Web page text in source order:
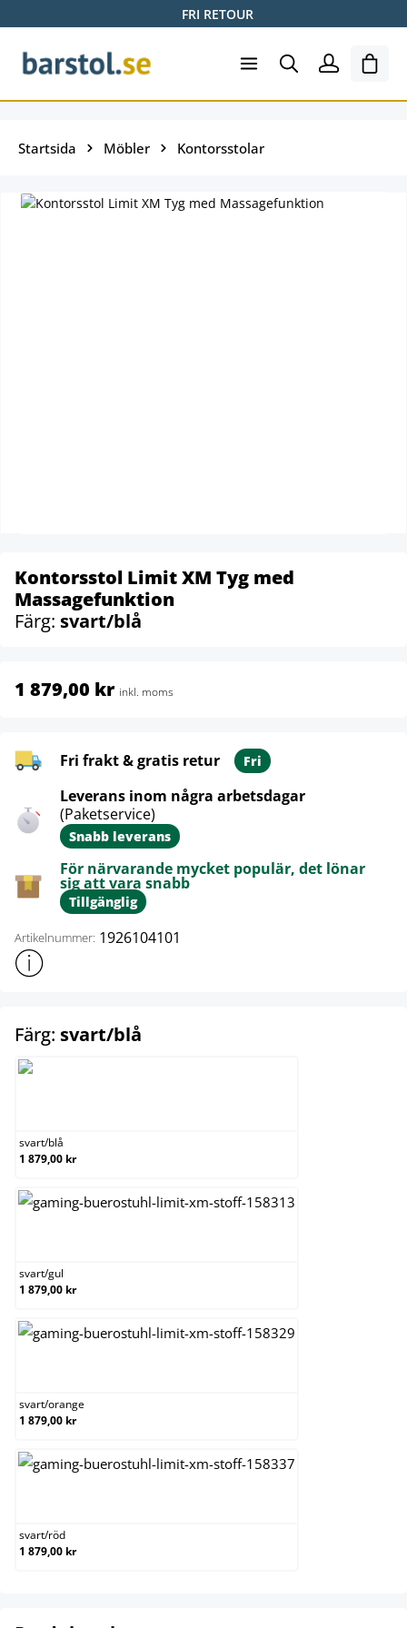
FRI RETOUR
Startsida Möbler Kontorsstolar
Kontorsstol Limit XM Tyg med
Massagefunktion
Färg: svart/blå
1 879,00 kr inkl. moms
Fri frakt & gratis retur Fri
Leverans inom några arbetsdagar
(Paketservice)
Snabb leverans
För närvarande mycket populär, det lönar
sig att vara snabb
Tillgänglig
Artikelnummer: 1926104101
Visa mer produktinformation
Färg: svart/blå
svart/blå
1 879,00 kr
svart/gul
1 879,00 kr
svart/orange
1 879,00 kr
svart/röd
1 879,00 kr